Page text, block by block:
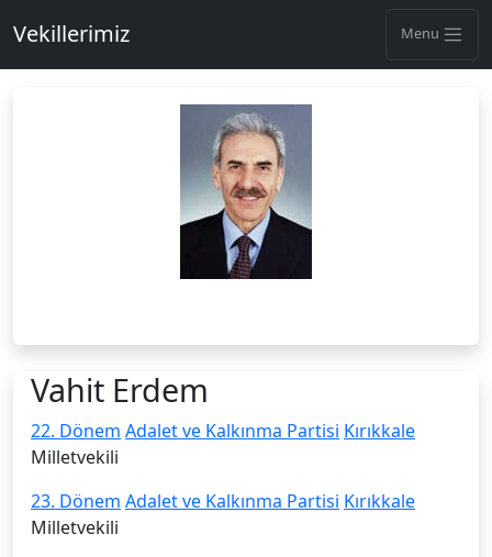
Vekillerimiz Menu
Vahit Erdem
22. Dönem Adalet ve Kalkınma Partisi Kırıkkale
Milletvekili
23. Dönem Adalet ve Kalkınma Partisi Kırıkkale
Milletvekili